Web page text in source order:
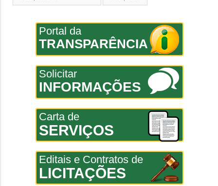
Portal da
TRANSPARÊNCIA
Solicitar
INFORMAÇÕES
Carta de
SERVIÇOS
Editais e Contratos de
LICITAÇÕES